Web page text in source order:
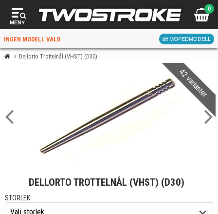
MENY
0
INGEN MODELL VALD MOPEDMODELL
FÖR RÄTT DELAR
När du valt kommer butiken visa delar för vald moped
Dellorto Trottelnål (VHST) (D30)
42 varianter
DELLORTO TROTTELNÅL (VHST) (D30)
STORLEK: